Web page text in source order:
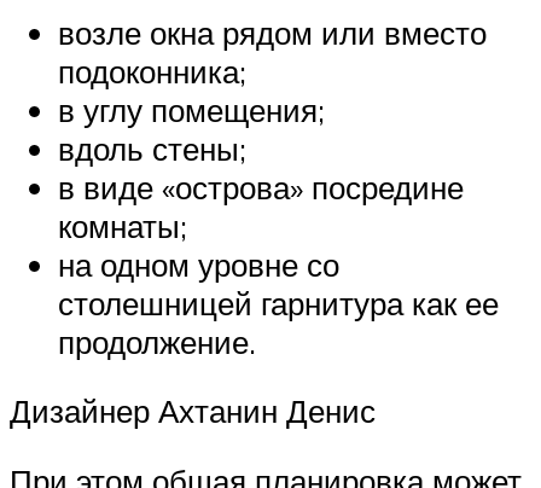
возле окна рядом или вместо
подоконника;
в углу помещения;
вдоль стены;
в виде «острова» посредине
комнаты;
на одном уровне со
столешницей гарнитура как ее
продолжение.
Дизайнер Ахтанин Денис